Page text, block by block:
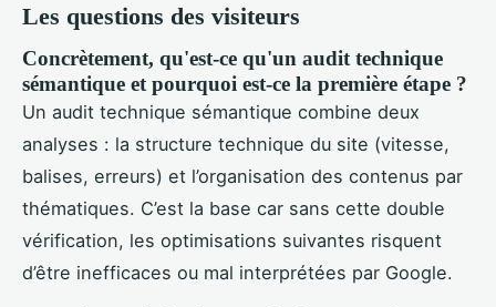
Les questions des visiteurs
Concrètement, qu'est-ce qu'un audit technique
sémantique et pourquoi est-ce la première étape ?
Un audit technique sémantique combine deux
analyses : la structure technique du site (vitesse,
balises, erreurs) et l’organisation des contenus par
thématiques. C’est la base car sans cette double
vérification, les optimisations suivantes risquent
d’être inefficaces ou mal interprétées par Google.